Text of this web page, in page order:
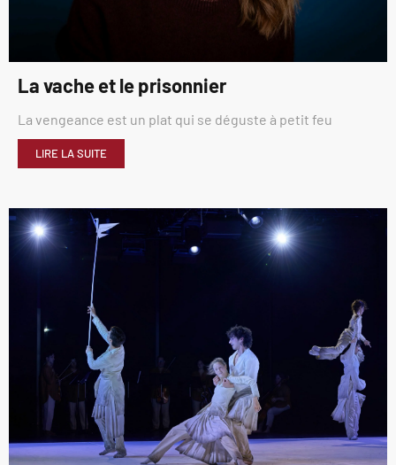
La vache et le prisonnier
La vengeance est un plat qui se déguste à petit feu
LIRE LA SUITE